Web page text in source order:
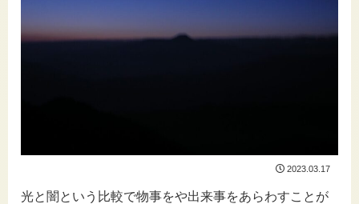
2023.03.17
光と闇という比較で物事をや出来事をあらわすことが